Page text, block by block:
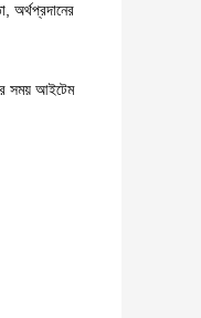
অর্থপ্রদানের
সময় আইটেম